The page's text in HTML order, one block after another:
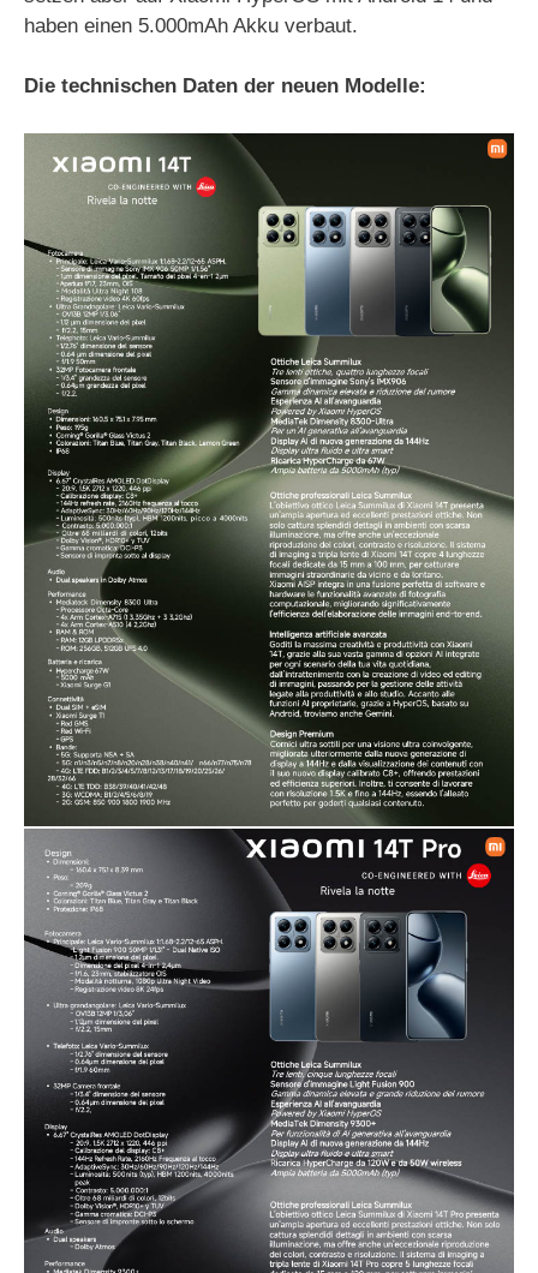
haben einen 5.000mAh Akku verbaut.
Die technischen Daten der neuen Modelle: